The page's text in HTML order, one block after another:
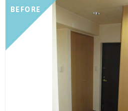
BEFORE